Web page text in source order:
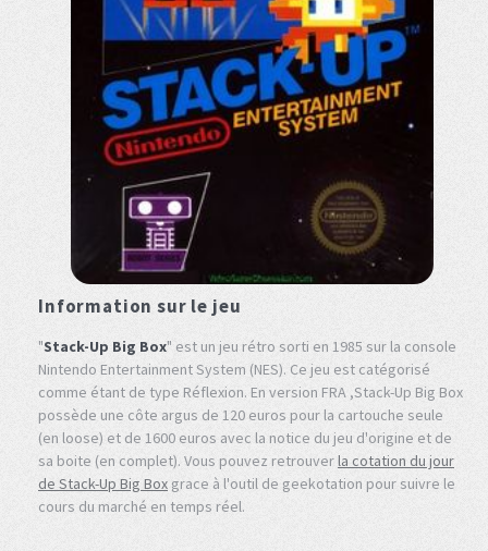
Information sur le jeu
"Stack-Up Big Box" est un jeu rétro sorti en 1985 sur la console
Nintendo Entertainment System (NES). Ce jeu est catégorisé
comme étant de type Réflexion. En version FRA ,Stack-Up Big Box
possède une côte argus de 120 euros pour la cartouche seule
(en loose) et de 1600 euros avec la notice du jeu d'origine et de
sa boite (en complet). Vous pouvez retrouverla cotation du jour
de Stack-Up Big Box grace à l'outil de geekotation pour suivre le
cours du marché en temps réel.